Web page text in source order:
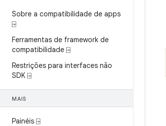
Sobre a compatibilidade de apps
⍈
Ferramentas de framework de
compatibilidade ⍈
Restrições para interfaces não
SDK ⍈
MAIS
Painéis ⍈